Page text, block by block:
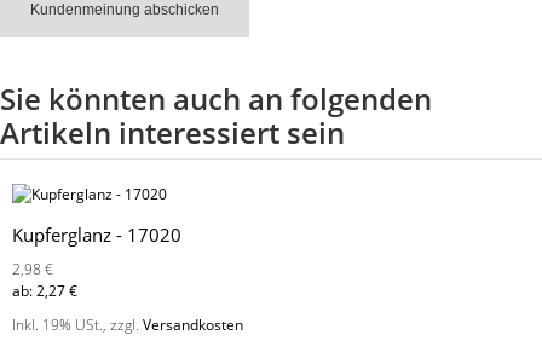
Kundenmeinung abschicken
Sie könnten auch an folgenden
Artikeln interessiert sein
Kupferglanz - 17020
2,98 €
ab:2,27 €
Inkl. 19% USt., zzgl. Versandkosten